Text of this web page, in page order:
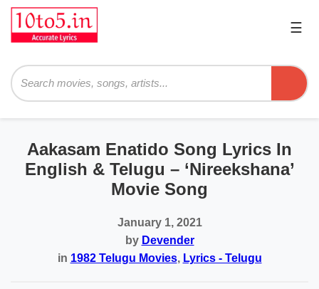
☰
Aakasam Enatido Song Lyrics In
English & Telugu – ‘Nireekshana’
Movie Song
January 1, 2021
by Devender
in 1982 Telugu Movies, Lyrics - Telugu